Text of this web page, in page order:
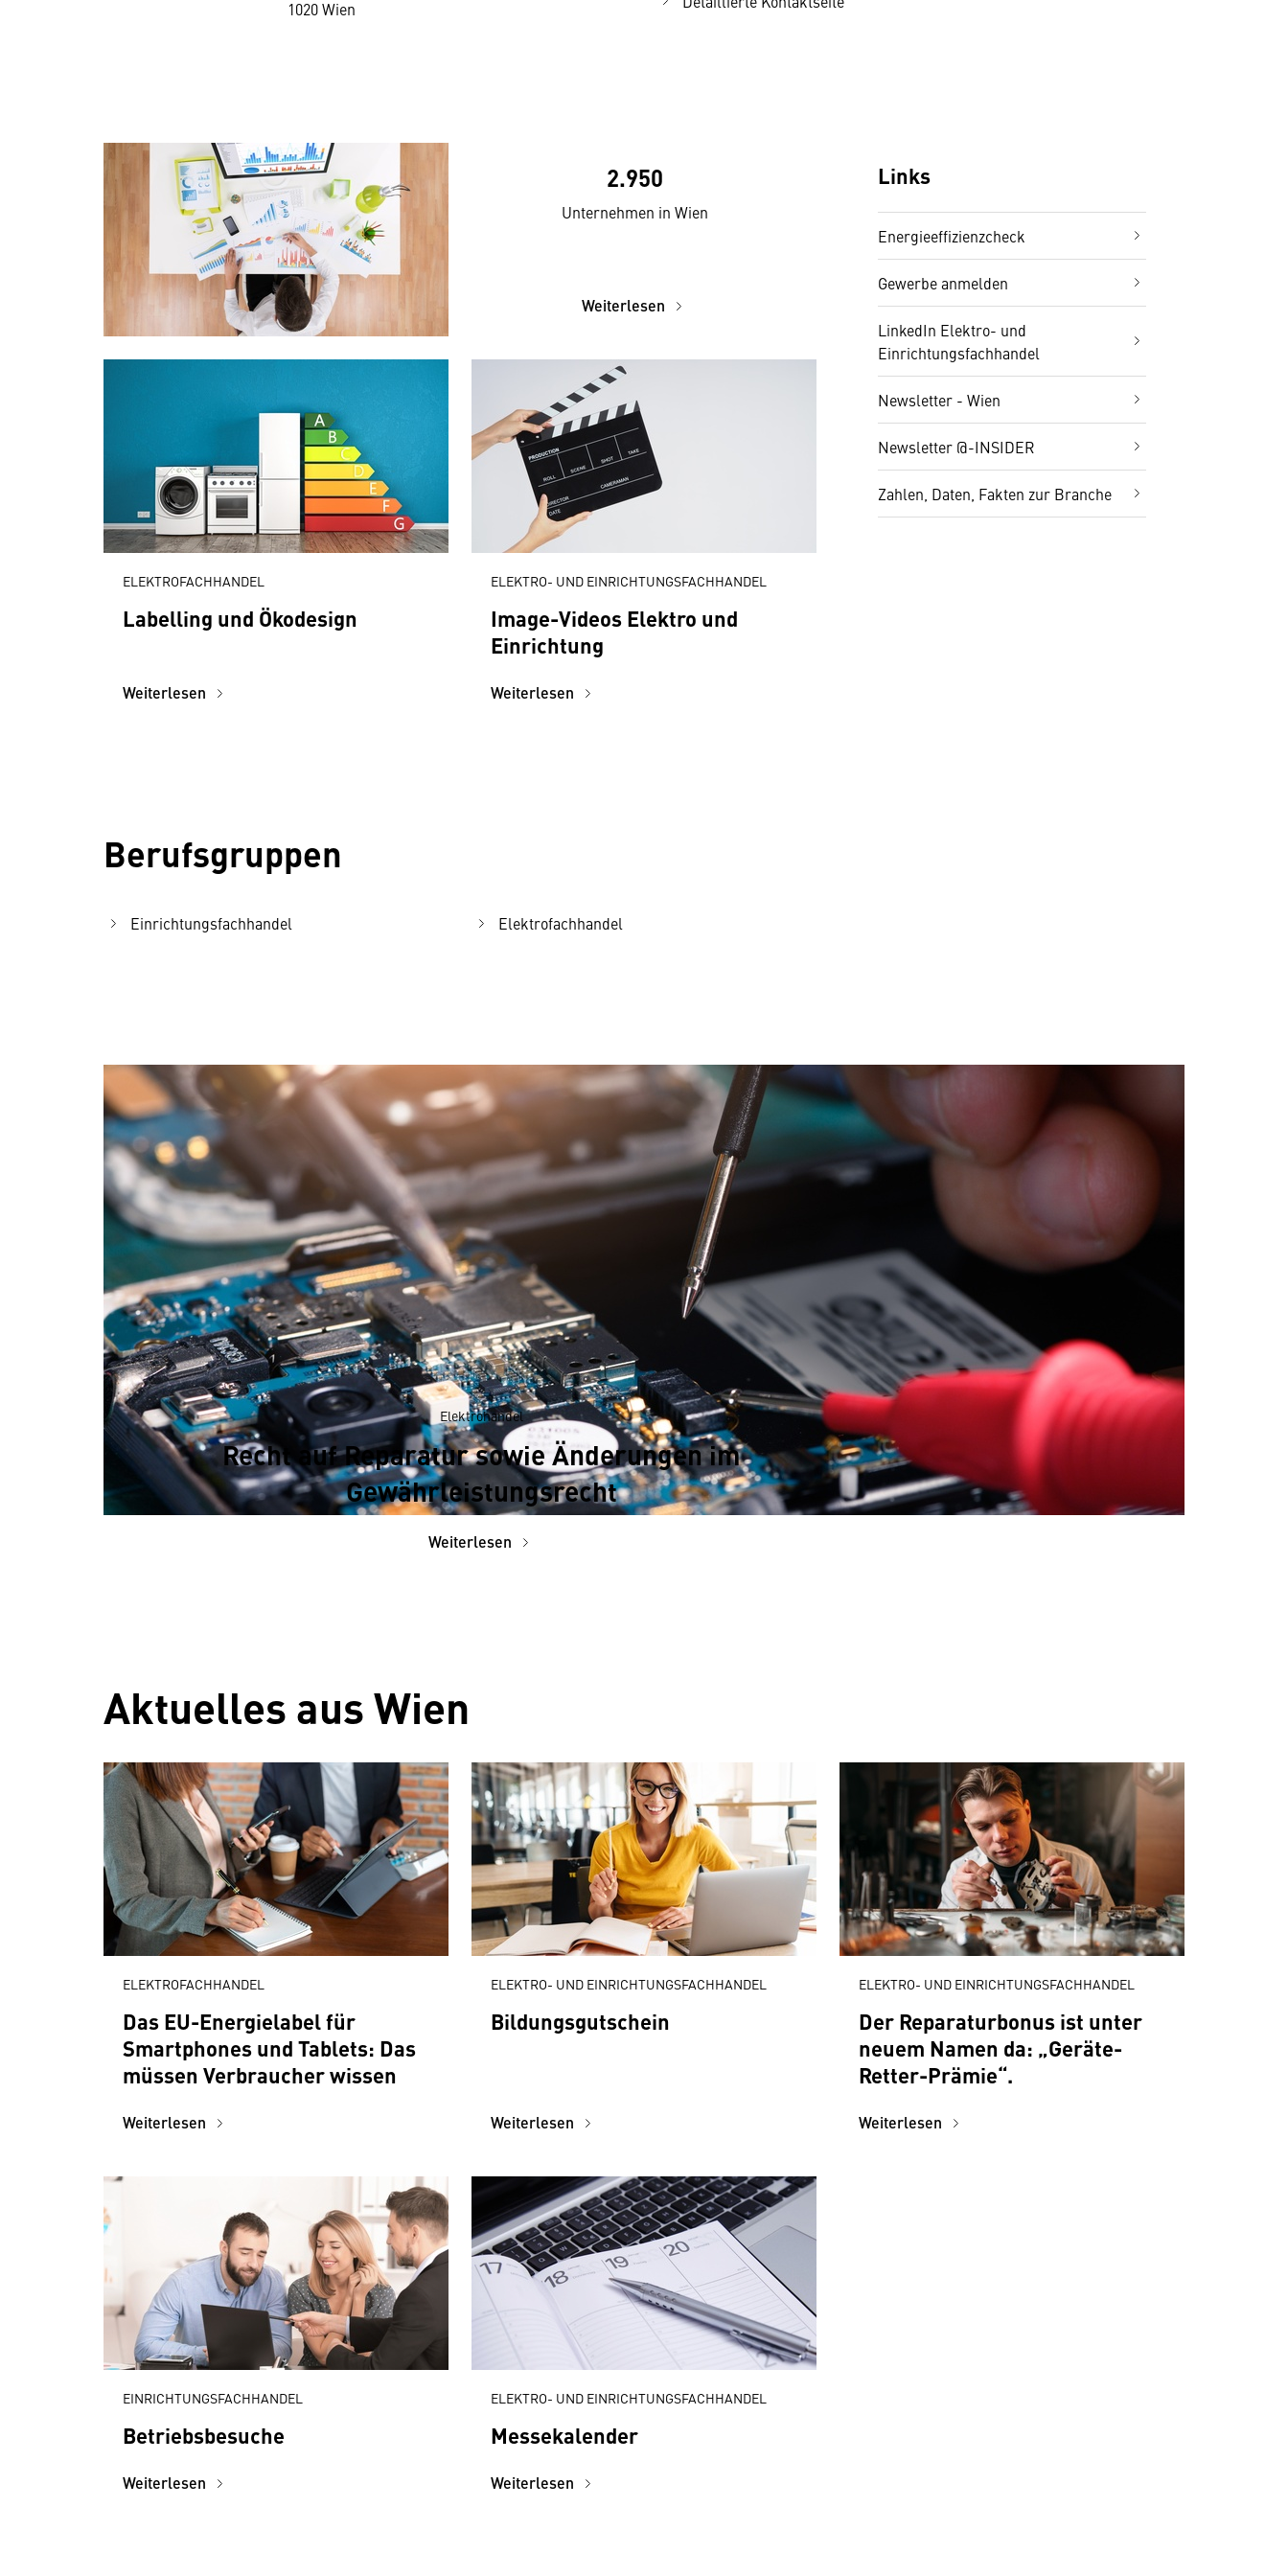
1020 Wien
2.950
Unternehmen in Wien
Weiterlesen
ELEKTROFACHHANDEL
Labelling und Ökodesign
Weiterlesen
ELEKTRO- UND EINRICHTUNGSFACHHANDEL
Image-Videos Elektro und
Einrichtung
Weiterlesen
Links
Energieeffizienzcheck
Gewerbe anmelden
LinkedIn Elektro- und
Einrichtungsfachhandel
Newsletter - Wien
Newsletter @-INSIDER
Zahlen, Daten, Fakten zur Branche
Berufsgruppen
Einrichtungsfachhandel Elektrofachhandel
Elektrohandel
Recht auf Reparatur sowie Änderungen im
Gewährleistungsrecht
Weiterlesen
Aktuelles aus Wien
ELEKTROFACHHANDEL
Das EU-Energielabel für
Smartphones und Tablets: Das
müssen Verbraucher wissen
Weiterlesen
ELEKTRO- UND EINRICHTUNGSFACHHANDEL
Bildungsgutschein
Weiterlesen
ELEKTRO- UND EINRICHTUNGSFACHHANDEL
Der Reparaturbonus ist unter
neuem Namen da: „Geräte-
Retter-Prämie“.
Weiterlesen
EINRICHTUNGSFACHHANDEL
Betriebsbesuche
Weiterlesen
ELEKTRO- UND EINRICHTUNGSFACHHANDEL
Messekalender
Weiterlesen